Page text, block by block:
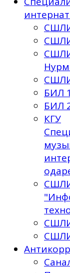
БИЛ 1
БИЛ
КГУ